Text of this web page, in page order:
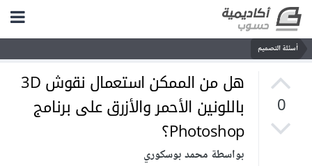
أسئلة التصميم
0
هل من الممكن استعمال نقوش 3D
باللونين الأحمر والأزرق على برنامج
Photoshop؟
بواسطة محمد بوسكوري